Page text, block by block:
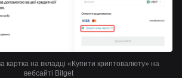
картка на вкладці «Купити криптовалюту» на
вебсайті Bitget